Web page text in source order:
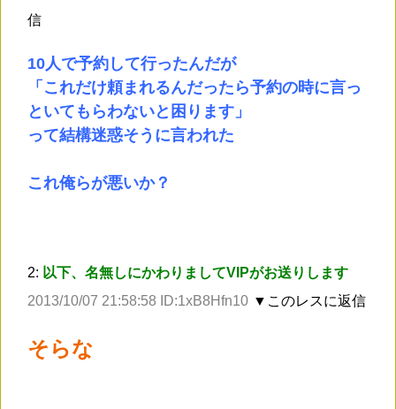
信
10人で予約して行ったんだが
「これだけ頼まれるんだったら予約の時に言っ
といてもらわないと困ります」
って結構迷惑そうに言われた
これ俺らが悪いか？
2: 以下、名無しにかわりましてVIPがお送りします
2013/10/07 21:58:58 ID:1xB8Hfn10 ▼このレスに返信
そらな